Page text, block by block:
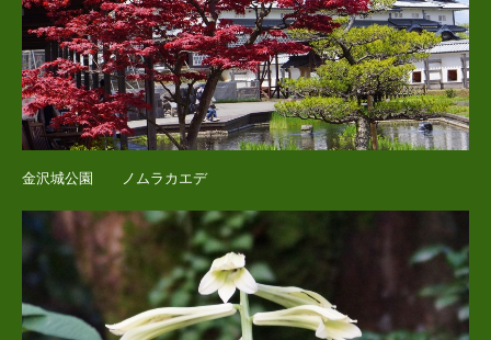
金沢城公園 ノムラカエデ